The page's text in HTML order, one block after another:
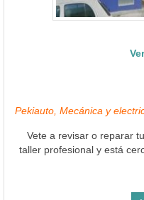
Pekiauto, Mecánica y
Vete a revisar o reparar
taller profesional y está